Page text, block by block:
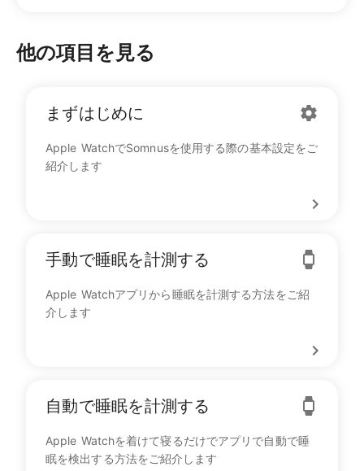
他の項目を見る
まずはじめに
Apple WatchでSomnusを使用する際の基本設定をご
紹介します
手動で睡眠を計測する
Apple Watchアプリから睡眠を計測する方法をご紹
介します
自動で睡眠を計測する
Apple Watchを着けて寝るだけでアプリで自動で睡
眠を検出する方法をご紹介します